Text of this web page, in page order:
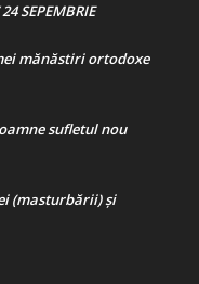
SEPEMBRIE
mănăstiri ortodoxe
sufletul nou
(masturbării) şi